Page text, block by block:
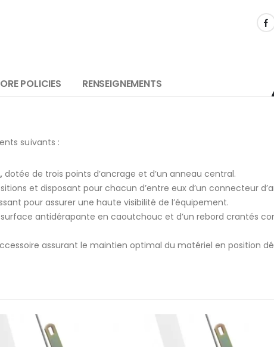
POLICIES RENSEIGNEMENTS
suivants :
dotée de trois points d’ancrage et d’un anneau central.
et disposant pour chacun d’entre eux d’un connecteur
pour assurer une haute visibilité de l’équipement.
surface antidérapante en caoutchouc et d’un rebord crantés
assurant le maintien optimal du matériel en position